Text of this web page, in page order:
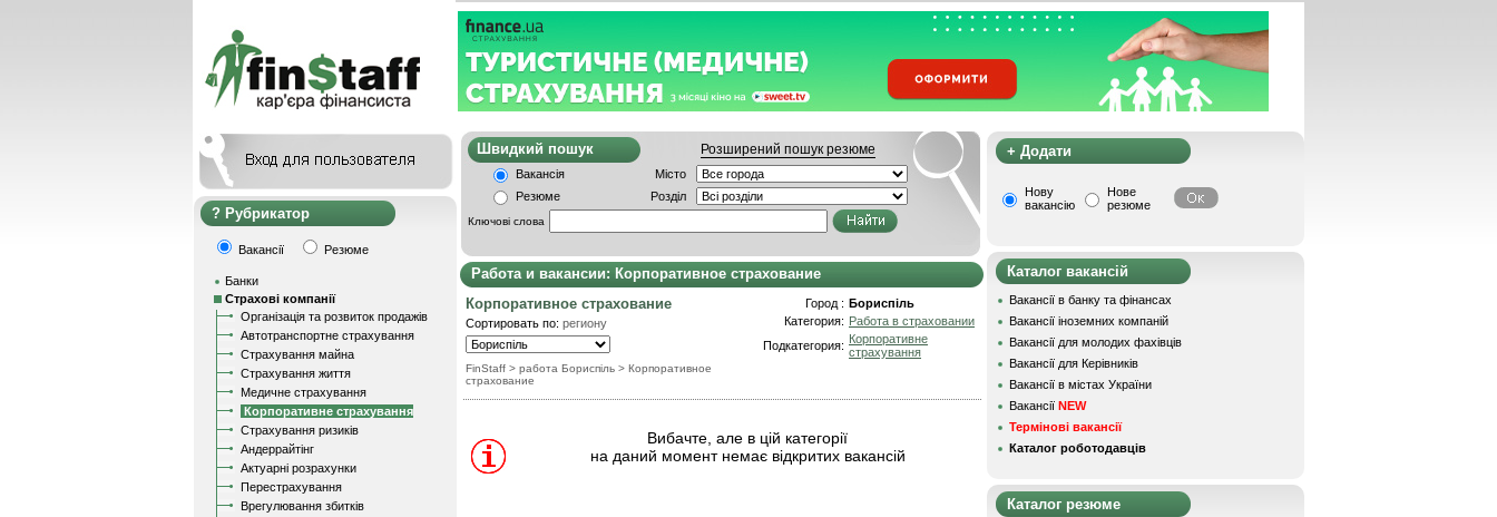
Рубрикатор
Вакансії Резюме
Банки
Страхові компанії
Організація та розвиток продажів
Автотранспортне страхування
Страхування майна
Страхування життя
Медичне страхування
Корпоративне страхування
Страхування ризиків
Андеррайтінг
Актуарні розрахунки
Перестрахування
Врегулювання збитків
Швидкий пошук Розширений пошук резюме
Вакансія
Місто
Резюме
Розділ
Ключові слова
Работа и вакансии: Корпоративное страхование
Корпоративное страхование
Сортировать по: региону
FinStaff > работа Бориспіль > Корпоративное
страхование
Город : Бориспіль
Категория: Работа в страховании
Подкатегория: Корпоративне
страхування
Вибачте, але в цій категорії
на даний момент немає відкритих вакансій
+ Додати
Нову
вакансію
Нове
резюме
Каталог вакансій
Вакансії в банку та фінансах
Вакансії іноземних компаній
Вакансії для молодих фахівців
Вакансії для Керівників
Вакансії в містах України
Вакансії NEW
Термінові вакансії
Каталог роботодавців
Каталог резюме